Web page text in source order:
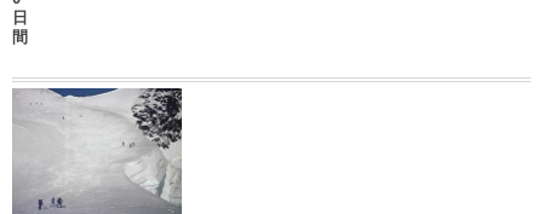
日
間